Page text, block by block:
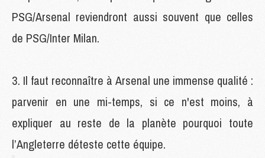
PSG/Arsenal reviendront aussi souvent que celles
de PSG/Inter Milan.
Il faut reconnaître à Arsenal une immense qualité :
parvenir en une mi-temps, si ce n'est moins, à
expliquer au reste de la planète pourquoi toute
l’Angleterre déteste cette équipe.